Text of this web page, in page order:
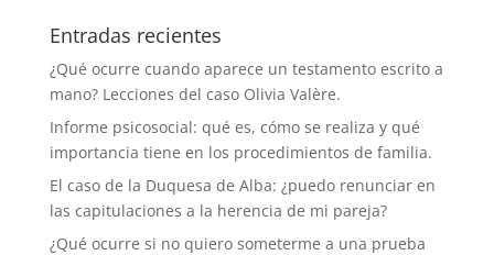
Entradas recientes
¿Qué ocurre cuando aparece un testamento escrito a
mano? Lecciones del caso Olivia Valère.
Informe psicosocial: qué es, cómo se realiza y qué
importancia tiene en los procedimientos de familia.
El caso de la Duquesa de Alba: ¿puedo renunciar en
las capitulaciones a la herencia de mi pareja?
¿Qué ocurre si no quiero someterme a una prueba